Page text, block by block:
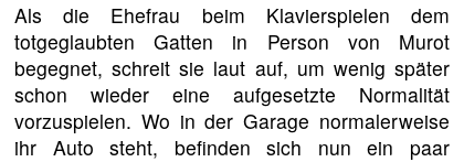
Als die Ehefrau beim Klavierspielen dem
totgeglaubten Gatten in Person von Murot
begegnet, schreit sie laut auf, um wenig später
schon wieder eine aufgesetzte Normalität
vorzuspielen. Wo in der Garage normalerweise
ihr Auto steht, befinden sich nun ein paar